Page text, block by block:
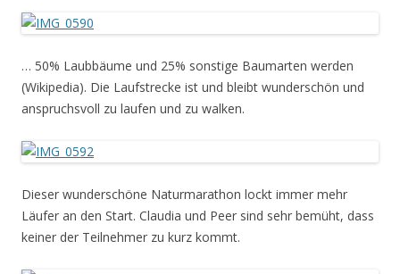
… 50% Laubbäume und 25% sonstige Baumarten werden
(Wikipedia). Die Laufstrecke ist und bleibt wunderschön und
anspruchsvoll zu laufen und zu walken.
Dieser wunderschöne Naturmarathon lockt immer mehr
Läufer an den Start. Claudia und Peer sind sehr bemüht, dass
keiner der Teilnehmer zu kurz kommt.